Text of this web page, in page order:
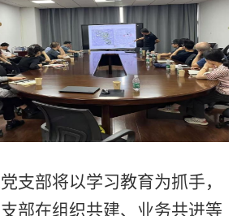
支部将以学习教育为抓手，
部在组织共建、业务共进等